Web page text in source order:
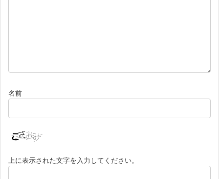
名前
上に表示された文字を入力してください。